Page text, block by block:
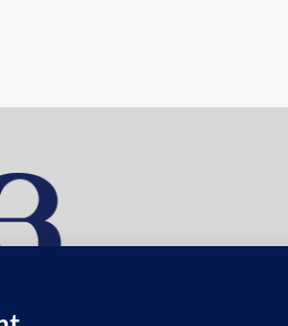
INDÉPENDANT DEPUIS 2009